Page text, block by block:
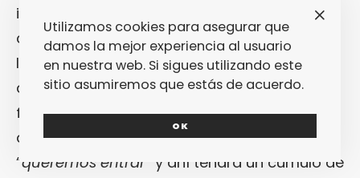
iniciativa es tan innegable e evidente que es
casi obviable. No es en la propuesta en sí en
lo que me voy a detener en este artículo. Si
alguien desea conocer con precisión cómo
funciona el colectivo y la cronología reciente
de los hechos, basta con googlear
“queremos entrar
” y ahí tendrá un cúmulo de
Utilizamos cookies para asegurar que
damos la mejor experiencia al usuario
en nuestra web. Si sigues utilizando este
sitio asumiremos que estás de acuerdo.
OK